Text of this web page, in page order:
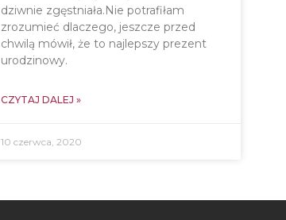
dziwnie zgęstniała.Nie potrafiłam
zrozumieć dlaczego, jeszcze przed
chwilą mówił, że to najlepszy prezent
urodzinowy.
CZYTAJ DALEJ »
10 czerwca, 2020